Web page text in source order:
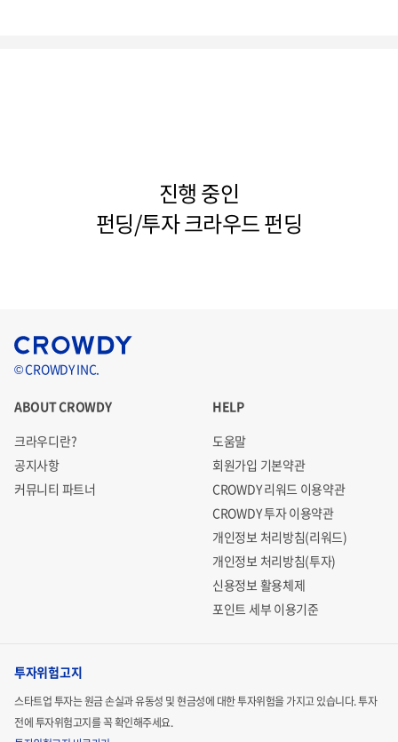
진행 중인
펀딩/투자 크라우드 펀딩
© CROWDY INC.
ABOUT CROWDY
크라우디란?
공지사항
커뮤니티 파트너
HELP
도움말
회원가입 기본약관
CROWDY 리워드 이용약관
CROWDY 투자 이용약관
개인정보 처리방침(리워드)
개인정보 처리방침(투자)
신용정보 활용체제
포인트 세부 이용기준
투자위험고지
스타트업 투자는 원금 손실과 유동성 및 현금성에 대한 투자위험을 가지고 있습니다.투자
전에 투자위험고지를 꼭 확인해주세요.